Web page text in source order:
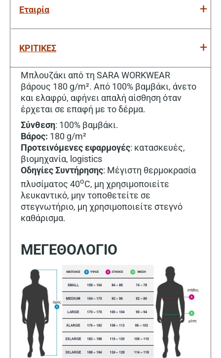
Εταιρία
ΚΡΙΤΙΚΕΣ
Μπλουζάκι από τη SARA WORKWEAR
βάρους 180 g/m². Από 100% βαμβάκι, άνετο
και ελαφρύ, αφήνει απαλή αίσθηση όταν
έρχεται σε επαφή με το δέρμα.
Σύνθεση: 100% βαμβάκι.
Βάρος: 180 g/m²
Προτεινόμενες εφαρμογές: κατασκευές,
βιομηχανία, logistics
Οδηγίες Συντήρησης: Μέγιστη θερμοκρασία
πλυσίματος 40oC, μη χρησιμοποιείτε
λευκαντικό, μην τοποθετείτε σε
στεγνωτήριο, μη χρησιμοποιείτε στεγνό
καθάρισμα.
ΜΕΓΕΘΟΛΟΓΙΟ